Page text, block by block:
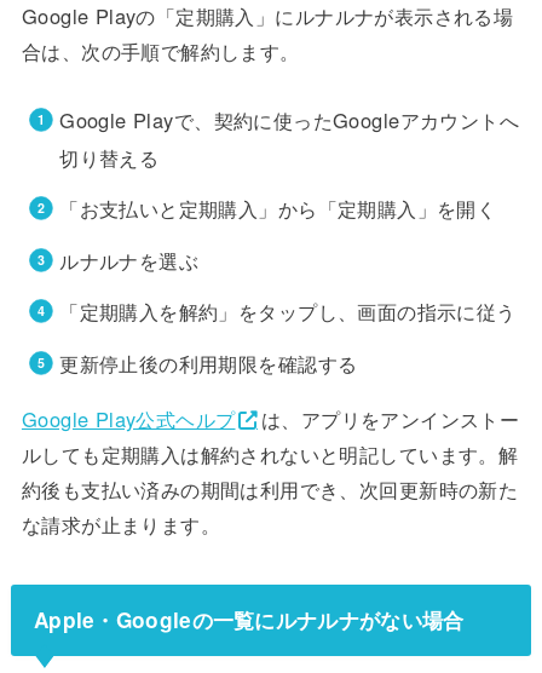
Google Playの「定期購入」にルナルナが表示される場
合は、次の手順で解約します。
Google Playで、契約に使ったGoogleアカウントへ
切り替える
「お支払いと定期購入」から「定期購入」を開く
ルナルナを選ぶ
「定期購入を解約」をタップし、画面の指示に従う
更新停止後の利用期限を確認する
Google Play公式ヘルプ
は、アプリをアンインストー
ルしても定期購入は解約されないと明記しています。解
約後も支払い済みの期間は利用でき、次回更新時の新た
な請求が止まります。
Apple・Googleの一覧にルナルナがない場合